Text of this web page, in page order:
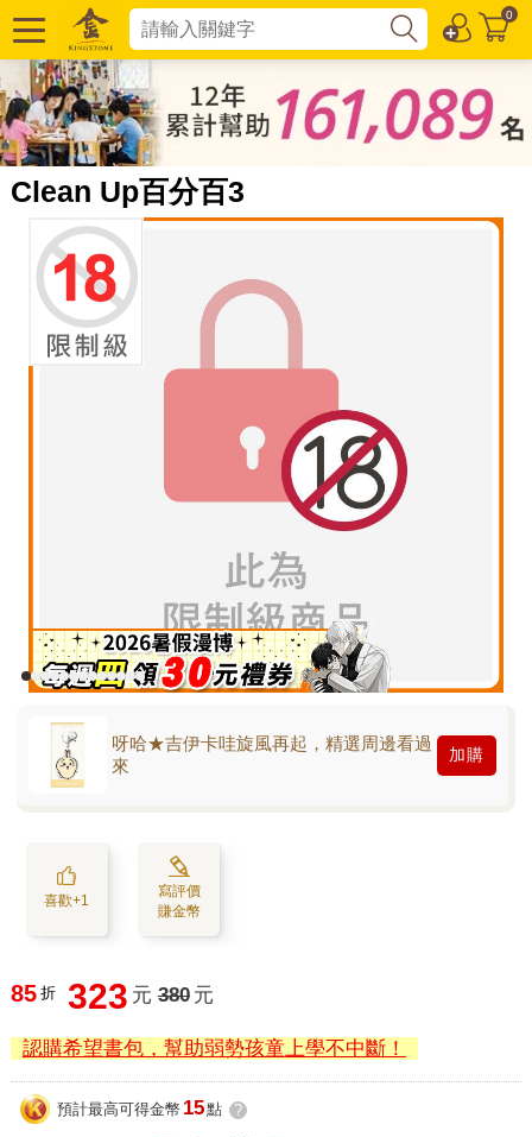
0
Clean Up百分百3
呀哈★吉伊卡哇旋風再起，精選周邊看過
來
加購
喜歡+1
寫評價
賺金幣
85 折 323 元 380 元
認購希望書包，幫助弱勢孩童上學不中斷！
預計最高可得金幣 15點 ?